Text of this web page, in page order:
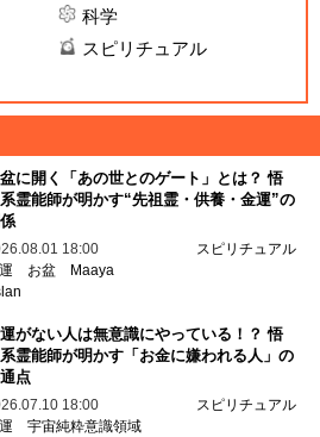
科学
スピリチュアル
に開く「あの世とのゲート」とは？ 悟
霊能師が明かす“先祖霊・供養・金運”の
18:00
スピリチュアル
お盆
Maaya
がない人は無意識にやっている！？ 悟
霊能師が明かす「お金に嫌われる人」の
点
18:00
スピリチュアル
宇宙純粋意識領域